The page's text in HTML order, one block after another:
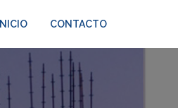
INICIO CONTACTO